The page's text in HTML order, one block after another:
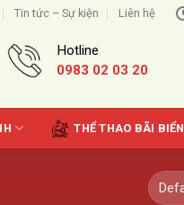
Tin tức – Sự kiện Liên hệ
Hotline
0983 02 03 20
THỂ THAO BÃI BIỂN